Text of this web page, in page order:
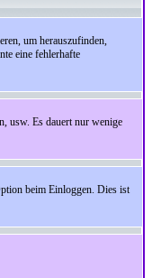
um herauszufinden,
eine fehlerhafte
usw. Es dauert nur wenige
beim Einloggen. Dies ist